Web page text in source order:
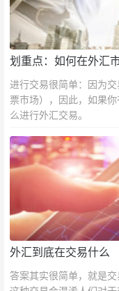
划重点：如何在外汇
进行交易很简单：因为
票市场），因此，如果
么进行外汇交易。
外汇到底在交易什么
答案其实很简单，就是